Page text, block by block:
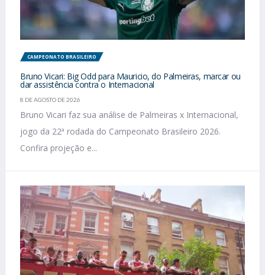
CAMPEONATO BRASILEIRO
Bruno Vicari: Big Odd para Mauricio, do Palmeiras, marcar ou
dar assistência contra o Internacional
8 DE AGOSTO DE 2026
Bruno Vicari faz sua análise de Palmeiras x Internacional,
jogo da 22ª rodada do Campeonato Brasileiro 2026.
Confira projeção e...